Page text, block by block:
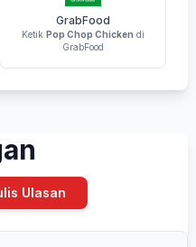
GrabFood
Ketik Pop Chop Chicken di
GrabFood
Ulasan